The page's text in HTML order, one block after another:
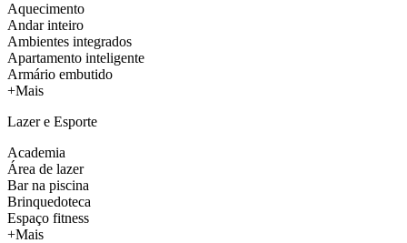
Aquecimento
Andar inteiro
Ambientes integrados
Apartamento inteligente
Armário embutido
+Mais
Lazer e Esporte
Academia
Área de lazer
Bar na piscina
Brinquedoteca
Espaço fitness
+Mais